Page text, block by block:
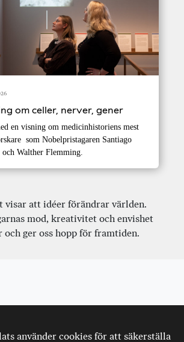
om celler, nerver, gener
en visning om medicinhistoriens mest
som Nobelpristagaren Santiago
och Walther Flemming.
visar att idéer förändrar världen.
mod, kreativitet och envishet
och ger oss hopp för framtiden.
använder cookies för att säkerställa